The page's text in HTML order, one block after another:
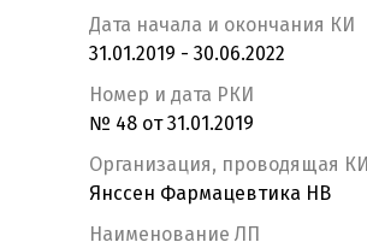
Дата начала и окончания КИ
31.01.2019 - 30.06.2022
Номер и дата РКИ
№ 48 от 31.01.2019
Организация, проводящая КИ
Янссен Фармацевтика НВ
Наименование ЛП